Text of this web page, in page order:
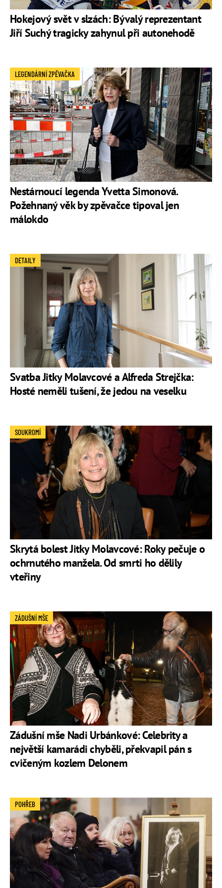
Hokejový svět v slzách: Bývalý reprezentant
Jiří Suchý tragicky zahynul při autonehodě
Nestárnoucí legenda Yvetta Simonová.
Požehnaný věk by zpěvačce tipoval jen
málokdo
LEGENDÁRNÍ ZPĚVAČKA
Svatba Jitky Molavcové a Alfreda Strejčka:
Hosté neměli tušení, že jedou na veselku
DETAILY
Skrytá bolest Jitky Molavcové: Roky pečuje o
ochrnutého manžela. Od smrti ho dělily
vteřiny
SOUKROMÍ
Zádušní mše Nadi Urbánkové: Celebrity a
největší kamarádi chyběli, překvapil pán s
cvičeným kozlem Delonem
ZÁDUŠNÍ MŠE
POHŘEB